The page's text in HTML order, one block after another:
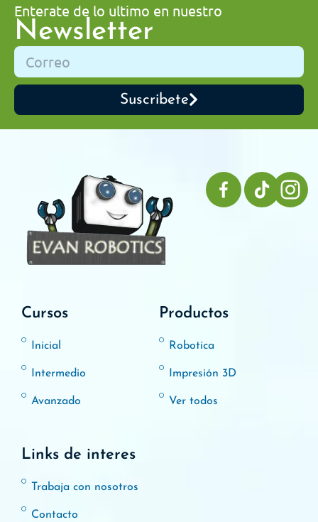
Enterate de lo ultimo en nuestro
Newsletter
Suscribete
Cursos
Inicial
Intermedio
Avanzado
Productos
Robotica
Impresión 3D
Ver todos
Links de interes
Trabaja con nosotros
Contacto